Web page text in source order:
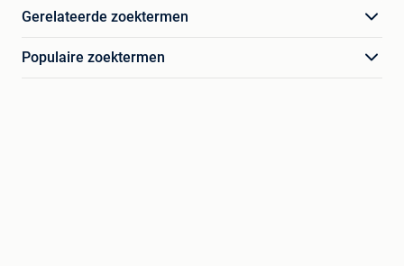
Gerelateerde zoektermen
Populaire zoektermen